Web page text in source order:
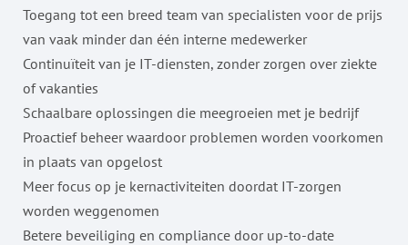
Toegang tot een breed team van specialisten voor de prijs
van vaak minder dan één interne medewerker
Continuïteit van je IT-diensten, zonder zorgen over ziekte
of vakanties
Schaalbare oplossingen die meegroeien met je bedrijf
Proactief beheer waardoor problemen worden voorkomen
in plaats van opgelost
Meer focus op je kernactiviteiten doordat IT-zorgen
worden weggenomen
Betere beveiliging en compliance door up-to-date